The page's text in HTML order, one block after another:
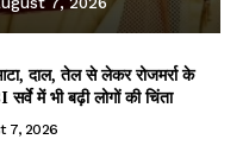
दाल, तेल से लेकर रोजमर्रा के
में भी बढ़ी लोगों की चिंता
7, 2026